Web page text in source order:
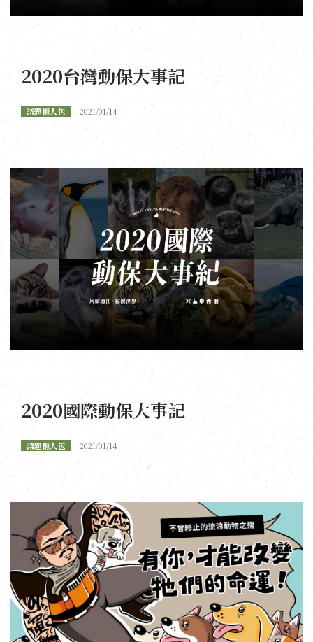
2020台灣動保大事記
議題懶人包 2021/01/14
2020國際動保大事記
議題懶人包 2021/01/14